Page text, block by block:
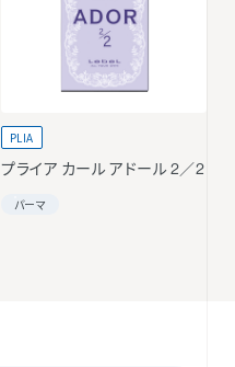
PLIA
プライア カール アドール 2／2
パーマ